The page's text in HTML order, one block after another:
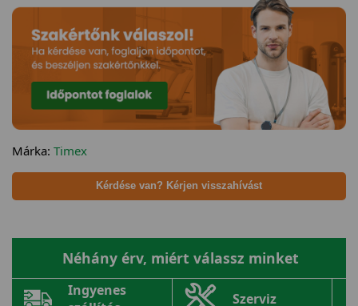
Márka: Timex
Kérdése van? Kérjen visszahívást
Néhány érv, miért válassz minket
Ingyenes
Szerviz